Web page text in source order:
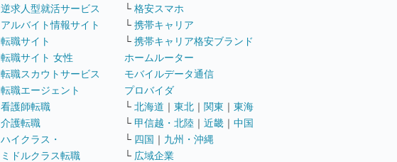
逆求人型就活サービス
アルバイト情報サイト
転職サイト
転職サイト 女性
転職スカウトサービス
転職エージェント
看護師転職
介護転職
ハイクラス・
ミドルクラス転職
└ 格安スマホ
└ 携帯キャリア
└ 携帯キャリア格安ブランド
ホームルーター
モバイルデータ通信
プロバイダ
└ 北海道 ｜ 東北 ｜ 関東 ｜ 東海
└ 甲信越・北陸 ｜ 近畿 ｜ 中国
└ 四国 ｜ 九州・沖縄
└ 広域企業